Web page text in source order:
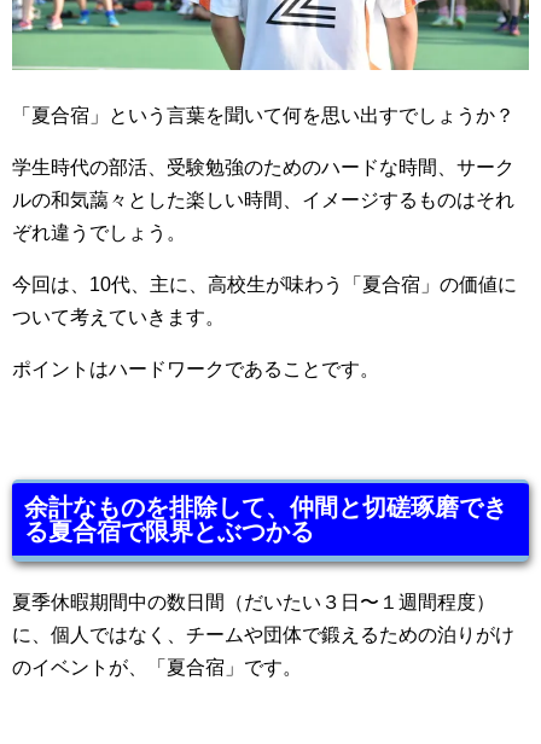
「夏合宿」という言葉を聞いて何を思い出すでしょうか？
学生時代の部活、受験勉強のためのハードな時間、サーク
ルの和気藹々とした楽しい時間、イメージするものはそれ
ぞれ違うでしょう。
今回は、10代、主に、高校生が味わう「夏合宿」の価値に
ついて考えていきます。
ポイントはハードワークであることです。
余計なものを排除して、仲間と切磋琢磨でき
る夏合宿で限界とぶつかる
夏季休暇期間中の数日間（だいたい３日〜１週間程度）
に、個人ではなく、チームや団体で鍛えるための泊りがけ
のイベントが、「夏合宿」です。